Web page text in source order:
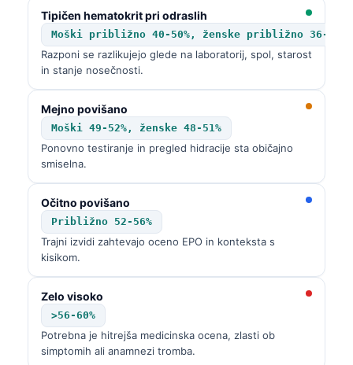
Tipičen hematokrit pri odraslih
Moški približno 40-50%, ženske približno 36-46%
Razponi se razlikujejo glede na laboratorij, spol, starost
in stanje nosečnosti.
Mejno povišano
Moški 49-52%, ženske 48-51%
Ponovno testiranje in pregled hidracije sta običajno
smiselna.
Očitno povišano
Približno 52-56%
Trajni izvidi zahtevajo oceno EPO in konteksta s
kisikom.
Zelo visoko
>56-60%
Potrebna je hitrejša medicinska ocena, zlasti ob
simptomih ali anamnezi tromba.